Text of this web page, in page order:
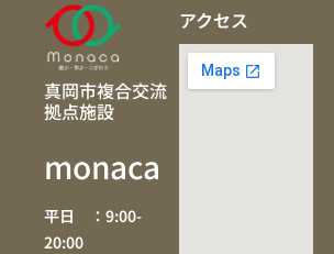
真岡市複合交流
拠点施設
monaca
平日 ：9:00-
20:00
アクセス